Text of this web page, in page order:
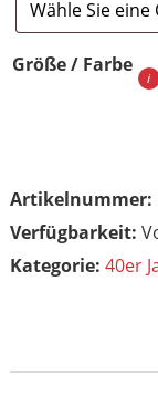
Größe / Farbe
Artikelnummer:
Kategorie: 40er